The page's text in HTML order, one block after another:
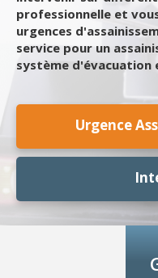
professionnelle et
urgences
service pour un
système d'évacuation
Urgence